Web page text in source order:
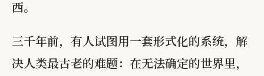
西。
三千年前，有人试图用一套形式化的系统，解
决人类最古老的难题：在无法确定的世界里，